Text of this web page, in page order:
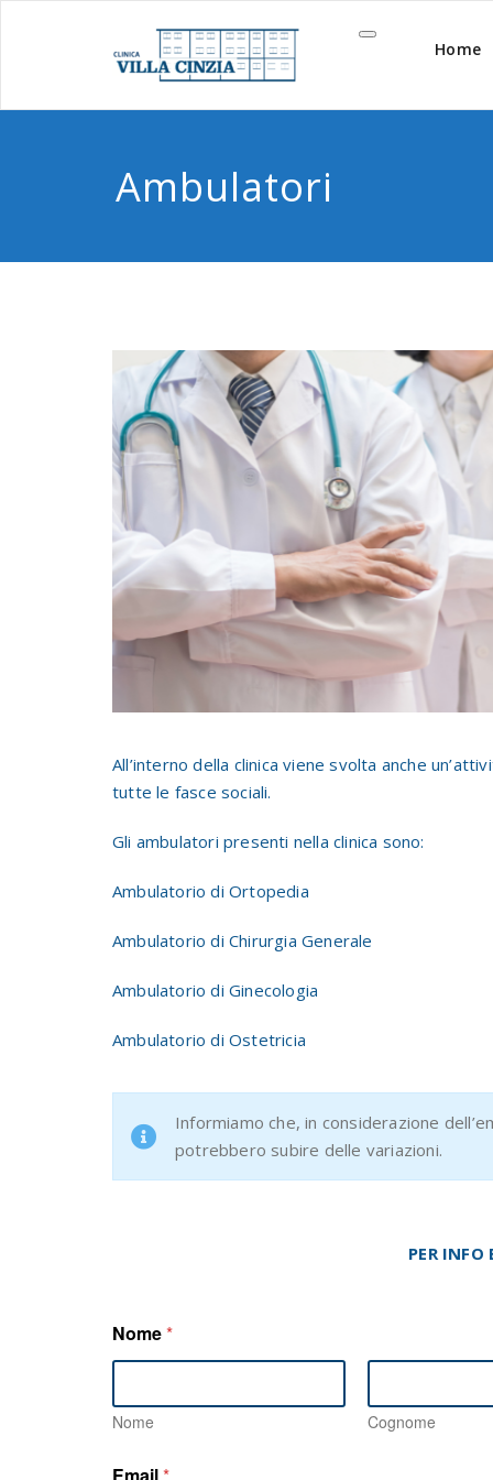
Home
Ambulatori
All’interno della clinica viene svolta anche
tutte le fasce sociali.
Gli ambulatori presenti nella clinica sono:
Ambulatorio di Ortopedia
Ambulatorio di Chirurgia Generale
Ambulatorio di Ginecologia
Ambulatorio di Ostetricia
Informiamo che, in considerazione
potrebbero subire delle variazioni.
PER INFO
Nome*
Nome Cognome
Email*